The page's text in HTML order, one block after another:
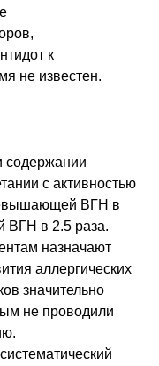
к
не известен.
содержании
с активностью
ВГН в
в 2.5 раза.
назначают
аллергических
значительно
не проводили